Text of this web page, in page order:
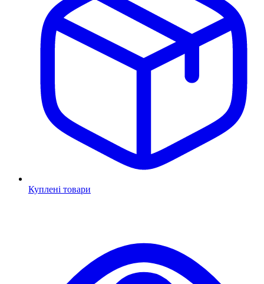
Куплені товари